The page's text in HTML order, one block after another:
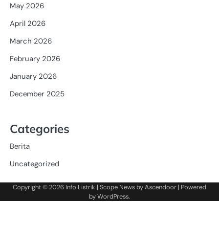
May 2026
April 2026
March 2026
February 2026
January 2026
December 2025
Categories
Berita
Uncategorized
Copyright © 2026 Info Listrik | Scope News byAscendoor | Powered
byWordPress.